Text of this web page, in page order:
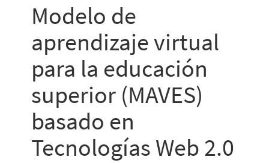
lateral
Modelo de
aprendizaje virtual
para la educación
superior (MAVES)
basado en
Tecnologías Web 2.0